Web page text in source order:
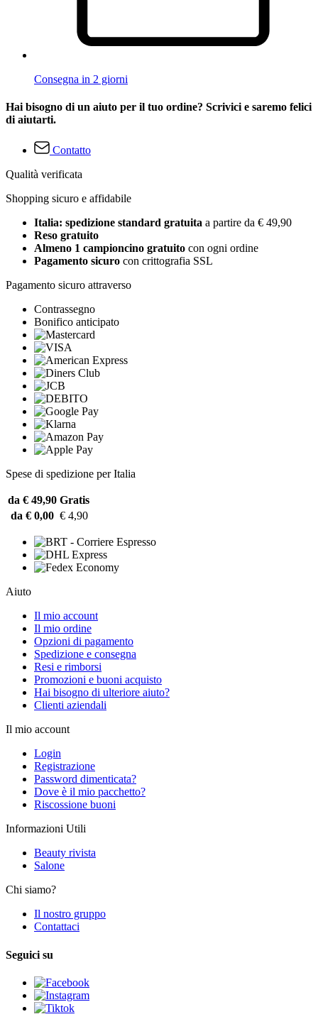
Consegna in 2 giorni
Hai bisogno di un aiuto per il tuo ordine? Scrivici e saremo felici
di aiutarti.
Contatto
Qualità verificata
Shopping sicuro e affidabile
Italia: spedizione standard gratuita a partire da € 49,90
Reso gratuito
Almeno 1 campioncino gratuito con ogni ordine
Pagamento sicuro con crittografia SSL
Pagamento sicuro attraverso
Contrassegno
Bonifico anticipato
Spese di spedizione per Italia
da € 49,90 Gratis
da € 0,00 € 4,90
Aiuto
Il mio account
Il mio ordine
Opzioni di pagamento
Spedizione e consegna
Resi e rimborsi
Promozioni e buoni acquisto
Hai bisogno di ulteriore aiuto?
Clienti aziendali
Il mio account
Login
Registrazione
Password dimenticata?
Dove è il mio pacchetto?
Riscossione buoni
Informazioni Utili
Beauty rivista
Salone
Chi siamo?
Il nostro gruppo
Contattaci
Seguici su